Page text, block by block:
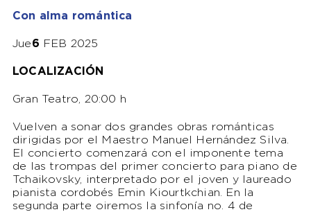
Con alma romántica
Jue 6 FEB 2025
LOCALIZACIÓN
Gran Teatro, 20:00 h
Vuelven a sonar dos grandes obras románticas
dirigidas por el Maestro Manuel Hernández Silva.
El concierto comenzará con el imponente tema
de las trompas del primer concierto para piano de
Tchaikovsky, interpretado por el joven y laureado
pianista cordobés Emin Kiourtkchian. En la
segunda parte oiremos la sinfonía no. 4 de